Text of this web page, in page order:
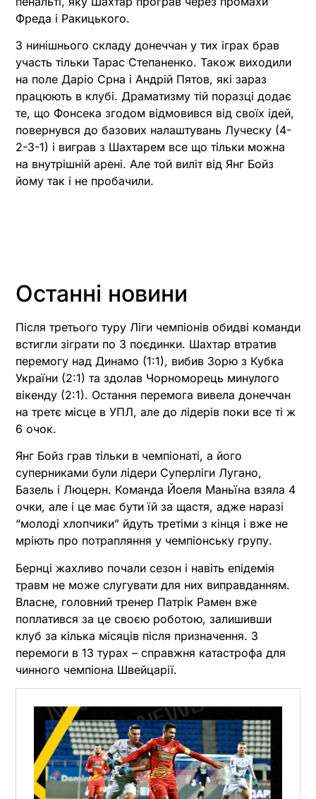
Фреда і Ракицького.
З нинішнього складу донеччан у тих іграх брав
участь тільки Тарас Степаненко. Також виходили
на поле Даріо Срна і Андрій Пятов, які зараз
працюють в клубі. Драматизму тій поразці додає
те, що Фонсека згодом відмовився від своїх ідей,
повернувся до базових налаштувань Луческу (4-
2-3-1) і виграв з Шахтарем все що тільки можна
на внутрішній арені. Але той виліт від Янг Бойз
йому так і не пробачили.
Останні новини
Після третього туру Ліги чемпіонів обидві команди
встигли зіграти по 3 поєдинки. Шахтар втратив
перемогу над Динамо (1:1), вибив Зорю з Кубка
України (2:1) та здолав Чорноморець минулого
вікенду (2:1). Остання перемога вивела донеччан
на третє місце в УПЛ, але до лідерів поки все ті ж
6 очок.
Янг Бойз грав тільки в чемпіонаті, а його
суперниками були лідери Суперліги Лугано,
Базель і Люцерн. Команда Йоеля Маньїна взяла 4
очки, але і це має бути їй за щастя, адже наразі
“молоді хлопчики” йдуть третіми з кінця і вже не
мріють про потрапляння у чемпіонську групу.
Бернці жахливо почали сезон і навіть епідемія
травм не може слугувати для них виправданням.
Власне, головний тренер Патрік Рамен вже
поплатився за це своєю роботою, залишивши
клуб за кілька місяців після призначення. 3
перемоги в 13 турах – справжня катастрофа для
чинного чемпіона Швейцарії.